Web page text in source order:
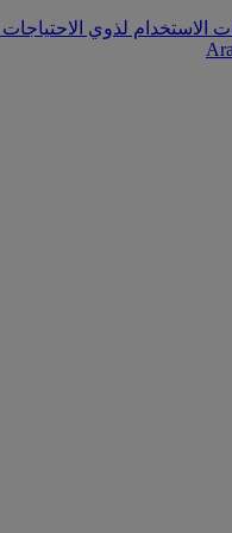
الاستخدام لذوي